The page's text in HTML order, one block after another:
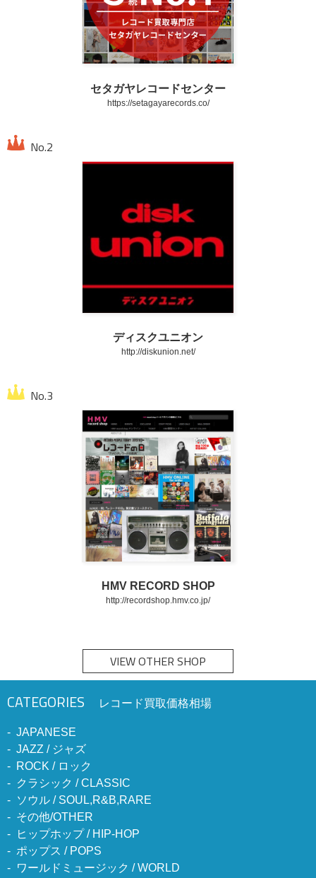
セタガヤレコードセンター
https://setagayarecords.co/
ディスクユニオン
http://diskunion.net/
HMV RECORD SHOP
http://recordshop.hmv.co.jp/
VIEW OTHER SHOP
CATEGORIES レコード買取価格相場
JAPANESE
JAZZ / ジャズ
ROCK / ロック
クラシック / CLASSIC
ソウル / SOUL,R&B,RARE
その他/OTHER
ヒップホップ / HIP-HOP
ポップス / POPS
ワールドミュージック / WORLD